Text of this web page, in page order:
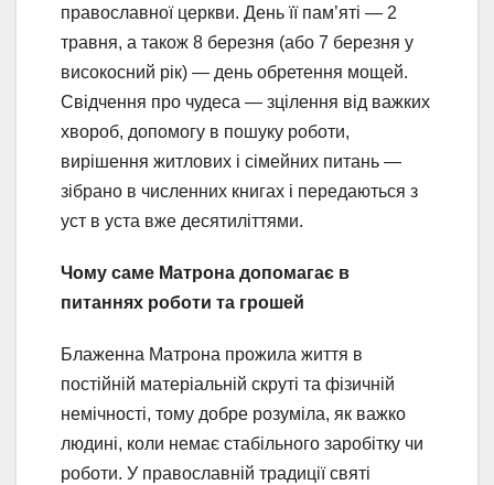
православної церкви. День її пам’яті — 2
травня, а також 8 березня (або 7 березня у
високосний рік) — день обретення мощей.
Свідчення про чудеса — зцілення від важких
хвороб, допомогу в пошуку роботи,
вирішення житлових і сімейних питань —
зібрано в численних книгах і передаються з
уст в уста вже десятиліттями.
Чому саме Матрона допомагає в
питаннях роботи та грошей
Блаженна Матрона прожила життя в
постійній матеріальній скруті та фізичній
немічності, тому добре розуміла, як важко
людині, коли немає стабільного заробітку чи
роботи. У православній традиції святі